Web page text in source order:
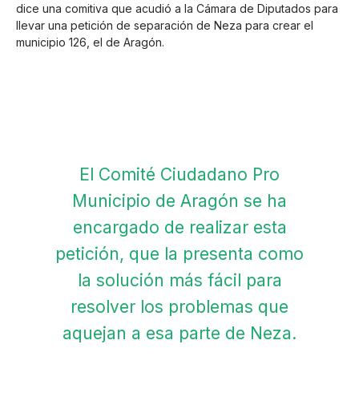
dice una comitiva que acudió a la Cámara de Diputados para
llevar una petición de separación de Neza para crear el
municipio 126, el de Aragón.
El Comité Ciudadano Pro
Municipio de Aragón se ha
encargado de realizar esta
petición, que la presenta como
la solución más fácil para
resolver los problemas que
aquejan a esa parte de Neza.